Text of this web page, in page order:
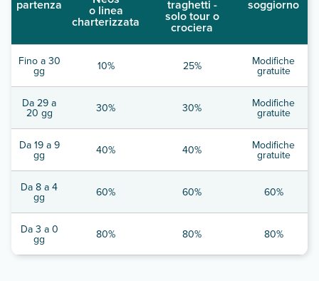
partenza o linea
charterizzata
traghetti -
solo tour o
crociera
soggiorno
Fino a 30
gg 10% 25% Modifiche
gratuite
Da 29 a
20 gg 30% 30% Modifiche
gratuite
Da 19 a 9
gg 40% 40% Modifiche
gratuite
Da 8 a 4
gg 60% 60% 60%
Da 3 a 0
gg 80% 80% 80%